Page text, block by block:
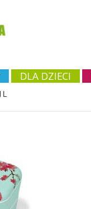
DLA DZIECI